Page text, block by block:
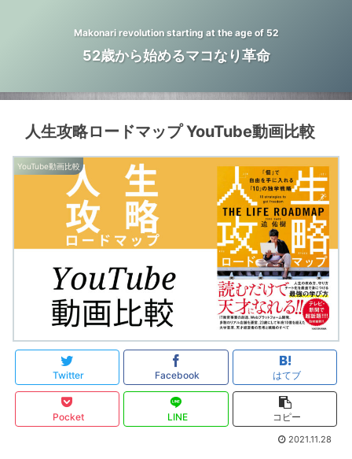
Makonari revolution starting at the age of 52
52歳から始めるマコなり革命
人生攻略ロードマップ YouTube動画比較
YouTube動画比較
Twitter Facebook はてブ
Pocket LINE コピー
2021.11.28